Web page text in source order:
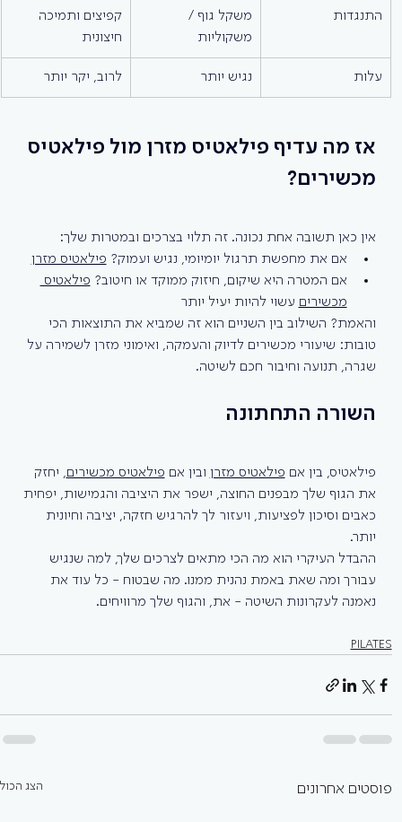
התנגדות
משקל גוף /
משקוליות
קפיצים ותמיכה
חיצונית
עלות נגיש יותר לרוב, יקר יותר
אז מה עדיף פילאטיס מזרן מול פילאטיס
מכשירים?
אין כאן תשובה אחת נכונה. זה תלוי בצרכים ובמטרות שלך:
אם את מחפשת תרגול יומיומי, נגיש ועמוק? פילאטיס מזרן
אם המטרה היא שיקום, חיזוק ממוקד או חיטוב? פילאטיס
מכשירים עשוי להיות יעיל יותר
והאמת? השילוב בין השניים הוא זה שמביא את התוצאות הכי
טובות: שיעורי מכשירים לדיוק והעמקה, ואימוני מזרן לשמירה על
שגרה, תנועה וחיבור חכם לשיטה.
השורה התחתונה
פילאטיס, בין אם פילאטיס מזרן ובין אם פילאטיס מכשירים, יחזק
את הגוף שלך מבפנים החוצה, ישפר את היציבה והגמישות, יפחית
כאבים וסיכון לפציעות, ויעזור לך להרגיש חזקה, יציבה וחיונית
יותר.
ההבדל העיקרי הוא מה הכי מתאים לצרכים שלך, למה שנגיש
עבורך ומה שאת באמת נהנית ממנו. מה שבטוח - כל עוד את
נאמנה לעקרונות השיטה - את, והגוף שלך מרוויחים.
PILATES
פוסטים אחרונים הצג הכול